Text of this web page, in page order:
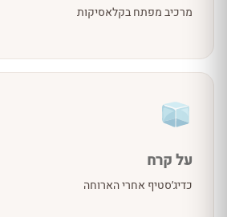
מרכיב מפתח בקלאסיקות
על קרח
כדיג׳סטיף אחרי הארוחה